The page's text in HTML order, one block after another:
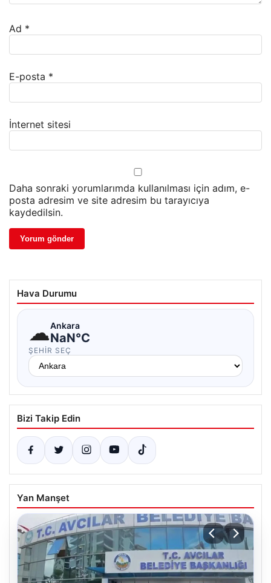
Ad *
E-posta *
İnternet sitesi
Daha sonraki yorumlarımda kullanılması için adım, e-
posta adresim ve site adresim bu tarayıcıya
kaydedilsin.
Hava Durumu
☁Ankara
NaN°C
ŞEHIR SEÇ
Bizi Takip Edin
Yan Manşet